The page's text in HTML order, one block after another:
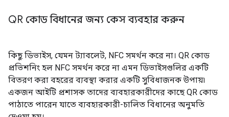
QR কোড বিধানের জন্য কেস ব্যবহার করুন
কিছু ডিভাইস, যেমন ট্যাবলেট, NFC সমর্থন করে না। QR কোড
প্রভিশনিং হল NFC সমর্থন করে না এমন ডিভাইসগুলির একটি
বিতরণ করা বহরের ব্যবস্থা করার একটি সুবিধাজনক উপায়৷
একজন আইটি প্রশাসক তাদের ব্যবহারকারীদের কাছে QR কোড
পাঠাতে পারেন যাতে ব্যবহারকারী-চালিত বিধানের অনুমতি